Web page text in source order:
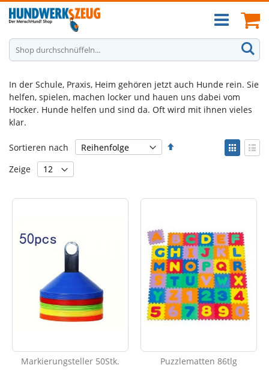
Zum
Inhalt
In der Schule, Praxis, Heim gehören jetzt auch Hunde rein. Sie
helfen, spielen, machen locker und hauen uns dabei vom
Hocker. Hunde helfen und sind da. Oft wird mit ihnen vieles
klar.
Sortieren nach
Absteigend
als
Zeige
Markierungsteller 50Stk. Puzzlematten 86tlg